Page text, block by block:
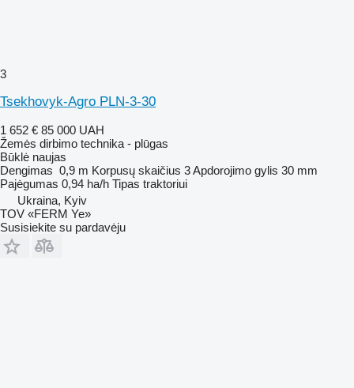
3
Tsekhovyk-Agro PLN-3-30
1 652 € 85 000 UAH
Žemės dirbimo technika - plūgas
Būklė naujas
Dengimas 0,9 m Korpusų skaičius 3Apdorojimo gylis 30 mm
Pajėgumas 0,94 ha/h Tipas traktoriui
Ukraina, Kyiv
TOV «FERM Ye»
Susisiekite su pardavėju